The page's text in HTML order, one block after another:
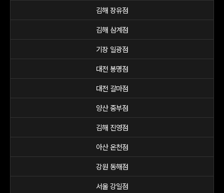
김해 장유점
김해 삼계점
기장 일광점
대전 봉명점
대전 갈마점
양산 중부점
김해 진영점
아산 온천점
강원 동해점
서울 강일점